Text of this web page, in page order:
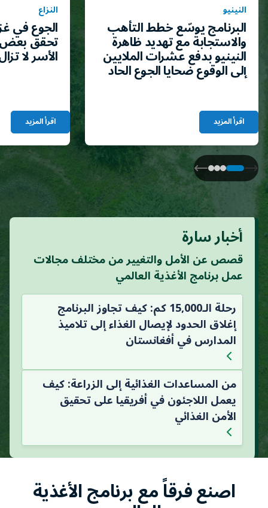
النينيو
البرنامج يوسّع خطط التأهب
والاستجابة مع تهديد ظاهرة
النينيو بدفع عشرات الملايين
إلى الوقوع ضحايا الجوع الحاد
اقرأ المزيد
النزاع
الجوع في
تحقق بعض
الأسر لا
اقرأ المزيد
أخبار سارة
قصص عن الأمل والتغيير من مختلف مجالات
عمل برنامج الأغذية العالمي
رحلة الـ15,000 كم: كيف تجاوز البرنامج
إغلاق الحدود لإيصال الغذاء إلى تلاميذ
المدارس في أفغانستان
من المساعدات الغذائية إلى الزراعة: كيف
يعمل اللاجئون في أفريقيا على تحقيق
الأمن الغذائي
اصنع فرقاً مع برنامج الأغذية